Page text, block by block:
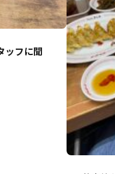
ッフに聞